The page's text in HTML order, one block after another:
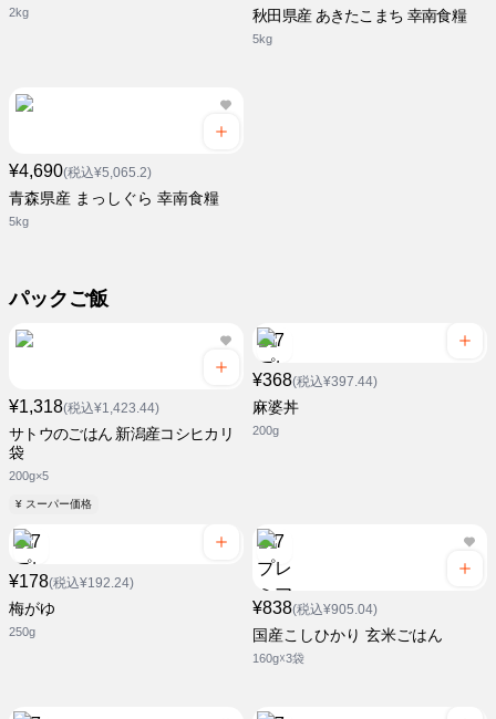
2kg 秋田県産 あきたこまち 幸南食糧
5kg
¥4,690(税込¥5,065.2)
青森県産 まっしぐら 幸南食糧
5kg
パックご飯
¥1,318(税込¥1,423.44)
サトウのごはん 新潟産コシヒカリ
袋
200g×5
¥ スーパー価格
¥368(税込¥397.44)
麻婆丼
200g
¥178(税込¥192.24)
梅がゆ
250g
¥838(税込¥905.04)
国産こしひかり 玄米ごはん
160g☓3袋